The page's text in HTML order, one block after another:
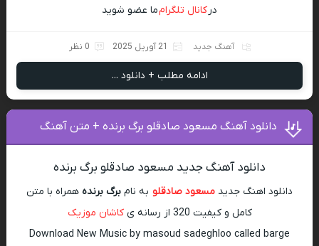
در کانال تلگرامما عضو شوید
آهنگ جدید 21 آوریل 2025 0 نظر
ادامه مطلب + دانلود ...
دانلود آهنگ مسعود صادقلو برگ برنده + متن آهنگ
دانلود آهنگ جدید مسعود صادقلو برگ برنده
دانلود اهنگ جدید مسعود صادقلو به نام برگ برنده همراه با متن
کامل و کیفیت 320 از رسانه ی
کاشان موزیک
Download New Music by masoud sadeghloo called barge